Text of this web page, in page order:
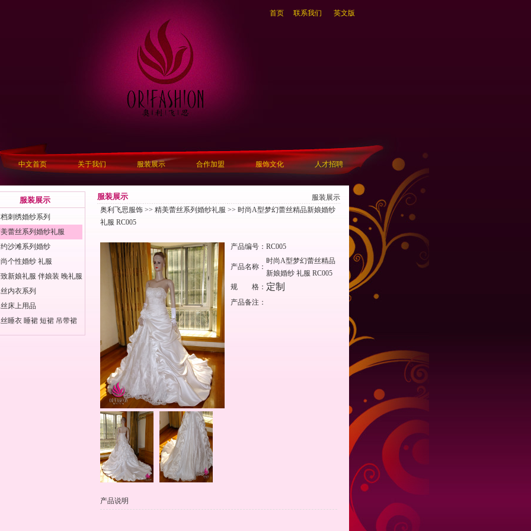
首页 联系我们 英文版
中文首页 关于我们 服装展示 合作加盟 服饰文化 人才招聘
服装展示
刺绣婚纱系列
蕾丝系列婚纱礼服
沙滩系列婚纱
个性婚纱 礼服
新娘礼服 伴娘装 晚礼服
内衣系列
床上用品
睡衣 睡裙 短裙 吊带裙
服装展示
服装展示
奥利飞思服饰>> 精美蕾丝系列婚纱礼服 >> 时尚A型梦幻蕾丝精品新娘婚纱
礼服 RC005
产品编号： RC005
产品名称：
时尚A型梦幻蕾丝精品
新娘婚纱 礼服 RC005
规 格： 定制
产品备注：
产品说明